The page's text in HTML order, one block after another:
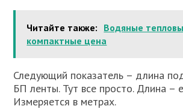
Читайте также: Водяные
компактные цена
Следующий показатель – длина
БП ленты. Тут все просто. Длина –
Измеряется в метрах.